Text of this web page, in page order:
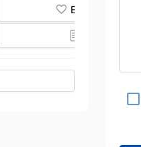
Estoy interesado